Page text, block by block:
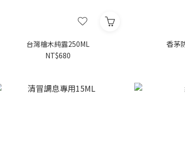
台灣檜木純露250ML
NT$680
香茅